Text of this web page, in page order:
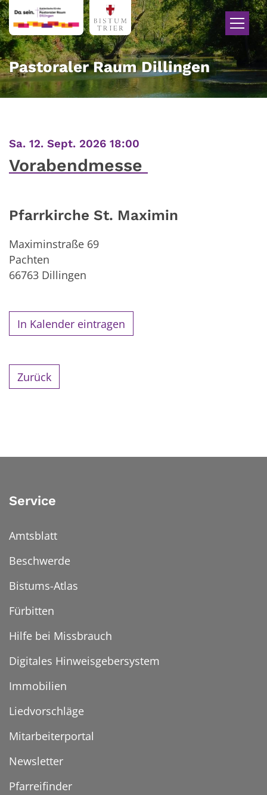
Zum Inhalt springen
Pastoraler Raum Dillingen
Sa. 12. Sept. 2026 18:00
Vorabendmesse
Pfarrkirche St. Maximin
Maximinstraße 69
Pachten
66763 Dillingen
In Kalender eintragen
Zurück
Service
Amtsblatt
Beschwerde
Bistums-Atlas
Fürbitten
Hilfe bei Missbrauch
Digitales Hinweisgebersystem
Immobilien
Liedvorschläge
Mitarbeiterportal
Newsletter
Pfarreifinder